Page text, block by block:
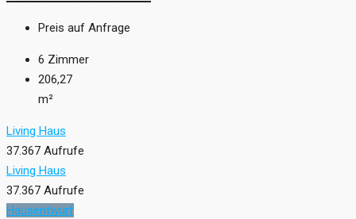
Preis auf Anfrage
6 Zimmer
206,27
m²
Living Haus
37.367 Aufrufe
Living Haus
37.367 Aufrufe
Hausentwurf